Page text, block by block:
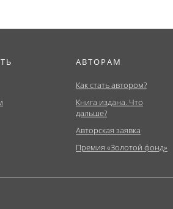
АВТОРАМ
Как стать автором?
Книга издана. Что
дальше?
Авторская заявка
Премия «Золотой фонд»